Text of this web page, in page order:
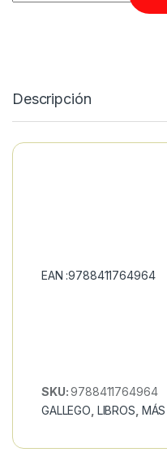
Descripción
EAN :9788411764964
SKU:9788411764964
GALLEGO LIBROS